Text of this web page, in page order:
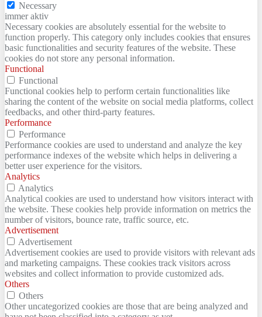
Necessary
immer aktiv
Necessary cookies are absolutely essential for the website to
function properly. This category only includes cookies that ensures
basic functionalities and security features of the website. These
cookies do not store any personal information.
Functional
Functional
Functional cookies help to perform certain functionalities like
sharing the content of the website on social media platforms, collect
feedbacks, and other third-party features.
Performance
Performance
Performance cookies are used to understand and analyze the key
performance indexes of the website which helps in delivering a
better user experience for the visitors.
Analytics
Analytics
Analytical cookies are used to understand how visitors interact with
the website. These cookies help provide information on metrics the
number of visitors, bounce rate, traffic source, etc.
Advertisement
Advertisement
Advertisement cookies are used to provide visitors with relevant ads
and marketing campaigns. These cookies track visitors across
websites and collect information to provide customized ads.
Others
Others
Other uncategorized cookies are those that are being analyzed and